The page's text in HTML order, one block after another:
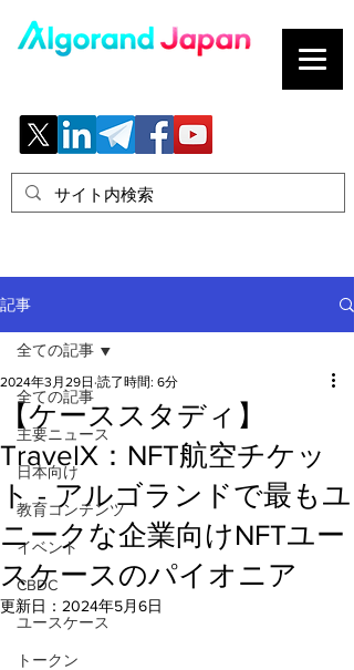
記事
全ての記事
主要ニュース
日本向け
教育コンテンツ
イベント
CBDC
ユースケース
トークン
全ての記事
【ケーススタディ】
TravelX：NFT航空チケッ
ト - アルゴランドで最もユ
ニークな企業向けNFTユー
スケースのパイオニア
2024年3月29日 読了時間: 6分
更新日： 2024年5月6日